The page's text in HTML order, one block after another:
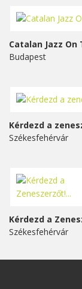
Catalan Jazz On
Budapest
Kérdezd a
Székesfehérvár
Kérdezd a
Székesfehérvár